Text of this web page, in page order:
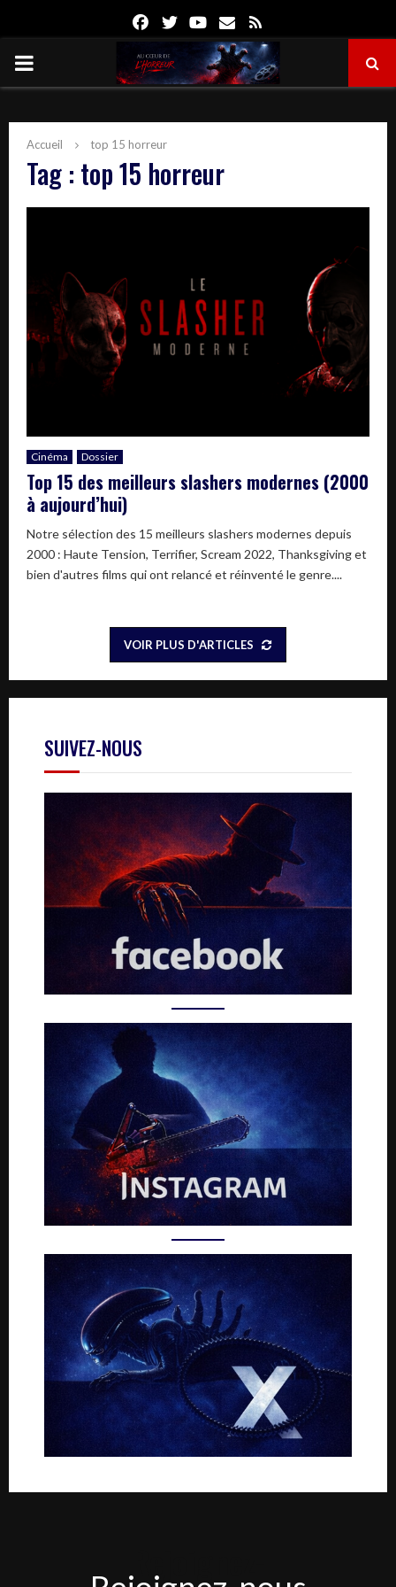
FacebookTwitterYoutube
Email
PRIMARY
Accueil top 15 horreur
Tag : top 15 horreur
Cinéma Dossier
Top 15 des meilleurs slashers modernes (2000
à aujourd’hui)
Notre sélection des 15 meilleurs slashers modernes depuis
2000 : Haute Tension, Terrifier, Scream 2022, Thanksgiving et
bien d'autres films qui ont relancé et réinventé le genre....
VOIR PLUS D'ARTICLES
SUIVEZ-NOUS